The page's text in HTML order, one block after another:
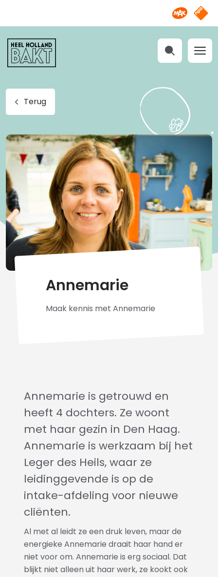
Omroep
NPO
Heel
Holland
Bakt
Terug
Annemarie
Maak kennis met Annemarie
Annemarie is getrouwd en
heeft 4 dochters. Ze woont
met haar gezin in Den Haag.
Annemarie is werkzaam bij het
Leger des Heils, waar ze
leidinggevende is op de
intake-afdeling voor nieuwe
cliënten.
Al met al leidt ze een druk leven, maar de
energieke Annemarie draait haar hand er
niet voor om. Annemarie is erg sociaal. Dat
blijkt niet alleen uit haar werk, ze kookt ook